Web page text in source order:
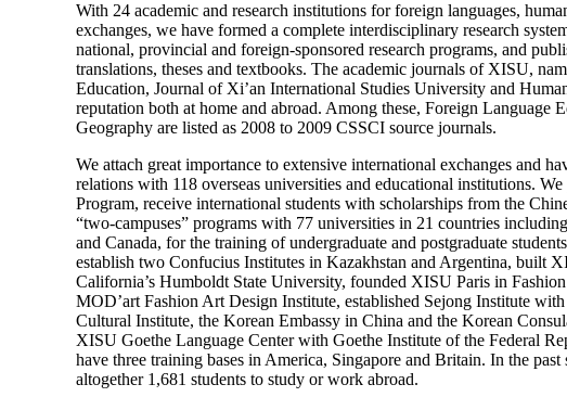
With 24 academic and research institutions for foreign languages,
exchanges, we have formed a complete interdisciplinary research
national, provincial and foreign-sponsored research programs, and
translations, theses and textbooks. The academic journals of XISU,
Education, Journal of Xi’an International Studies University and
reputation both at home and abroad. Among these, Foreign Language
Geography are listed as 2008 to 2009 CSSCI source journals.
We attach great importance to extensive international exchanges and
relations with 118 overseas universities and educational institutions.
Program, receive international students with scholarships from the
“two-campuses” programs with 77 universities in 21 countries
and Canada, for the training of undergraduate and postgraduate
establish two Confucius Institutes in Kazakhstan and Argentina, built
California’s Humboldt State University, founded XISU Paris in
MOD’art Fashion Art Design Institute, established Sejong Institute
Cultural Institute, the Korean Embassy in China and the Korean
XISU Goethe Language Center with Goethe Institute of the Federal
have three training bases in America, Singapore and Britain. In the past
altogether 1,681 students to study or work abroad.